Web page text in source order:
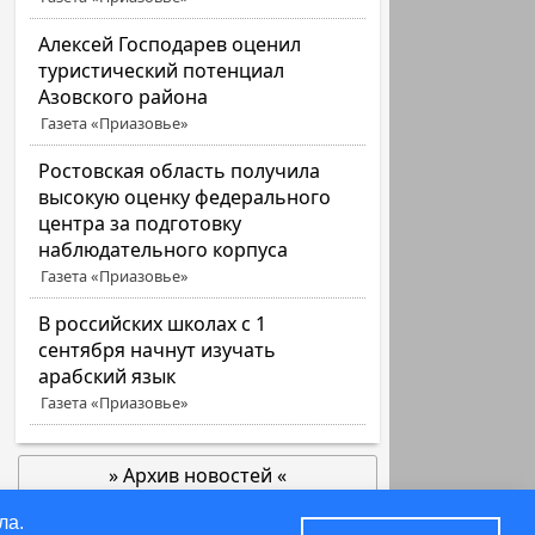
Алексей Господарев оценил
туристический потенциал
Азовского района
Газета «Приазовье»
Ростовская область получила
высокую оценку федерального
центра за подготовку
наблюдательного корпуса
Газета «Приазовье»
В российских школах с 1
сентября начнут изучать
арабский язык
Газета «Приазовье»
» Архив новостей «
позже